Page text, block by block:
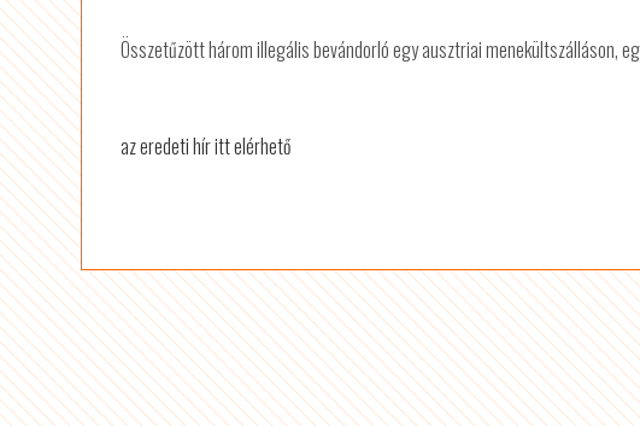
Összetűzött három illegális bevándorló egy ausztriai menekültszálláson,
az eredeti hír itt elérhető